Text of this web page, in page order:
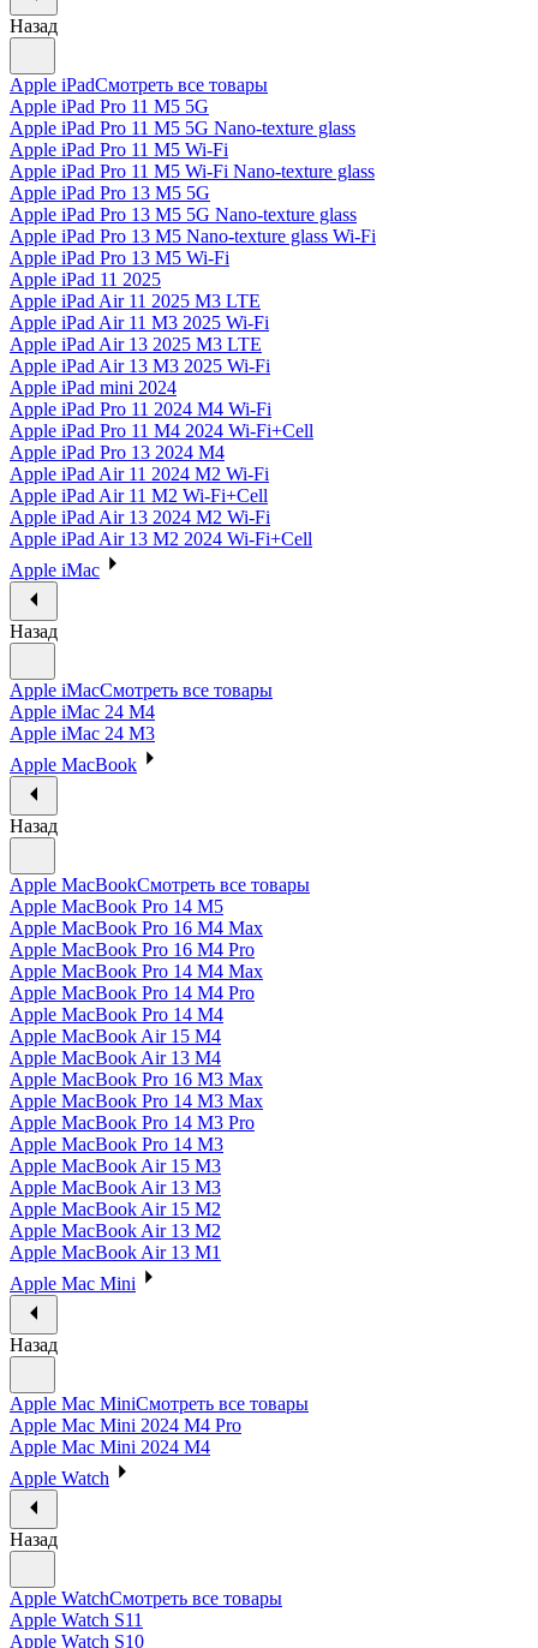
Назад
Apple iPadСмотреть все товары
Apple iPad Pro 11 M5 5G
Apple iPad Pro 11 M5 5G Nano-texture glass
Apple iPad Pro 11 M5 Wi-Fi
Apple iPad Pro 11 M5 Wi-Fi Nano-texture glass
Apple iPad Pro 13 M5 5G
Apple iPad Pro 13 M5 5G Nano-texture glass
Apple iPad Pro 13 M5 Nano-texture glass Wi-Fi
Apple iPad Pro 13 M5 Wi-Fi
Apple iPad 11 2025
Apple iPad Air 11 2025 M3 LTE
Apple iPad Air 11 M3 2025 Wi-Fi
Apple iPad Air 13 2025 M3 LTE
Apple iPad Air 13 M3 2025 Wi-Fi
Apple iPad mini 2024
Apple iPad Pro 11 2024 M4 Wi-Fi
Apple iPad Pro 11 M4 2024 Wi-Fi+Cell
Apple iPad Pro 13 2024 M4
Apple iPad Air 11 2024 M2 Wi-Fi
Apple iPad Air 11 M2 Wi-Fi+Cell
Apple iPad Air 13 2024 M2 Wi-Fi
Apple iPad Air 13 M2 2024 Wi-Fi+Cell
Apple iMac
Назад
Apple iMacСмотреть все товары
Apple iMac 24 M4
Apple iMac 24 M3
Apple MacBook
Назад
Apple MacBookСмотреть все товары
Apple MacBook Pro 14 M5
Apple MacBook Pro 16 M4 Max
Apple MacBook Pro 16 M4 Pro
Apple MacBook Pro 14 M4 Max
Apple MacBook Pro 14 M4 Pro
Apple MacBook Pro 14 M4
Apple MacBook Air 15 M4
Apple MacBook Air 13 M4
Apple MacBook Pro 16 M3 Max
Apple MacBook Pro 14 M3 Max
Apple MacBook Pro 14 M3 Pro
Apple MacBook Pro 14 M3
Apple MacBook Air 15 M3
Apple MacBook Air 13 M3
Apple MacBook Air 15 M2
Apple MacBook Air 13 M2
Apple MacBook Air 13 M1
Apple Mac Mini
Назад
Apple Mac MiniСмотреть все товары
Apple Mac Mini 2024 M4 Pro
Apple Mac Mini 2024 M4
Apple Watch
Назад
Apple WatchСмотреть все товары
Apple Watch S11
Apple Watch S10